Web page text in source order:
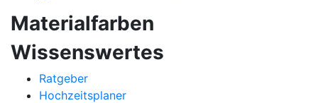
Materialfarben
Wissenswertes
Ratgeber
Hochzeitsplaner